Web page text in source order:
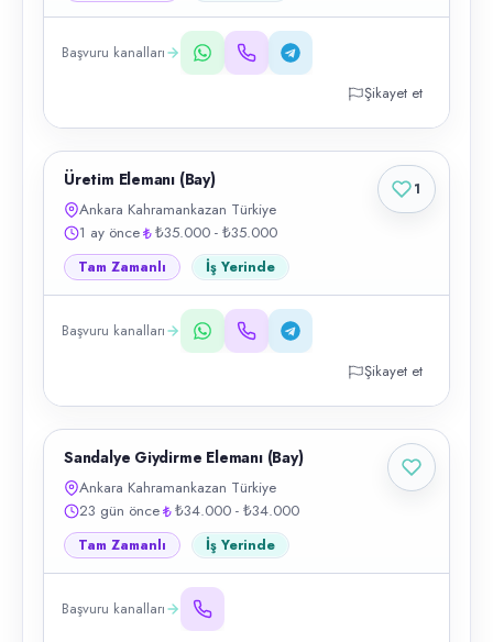
Başvuru kanalları
Şikayet et
Üretim Elemanı (Bay)
Ankara Kahramankazan Türkiye
1 ay önce
₺35.000 - ₺35.000
Tam Zamanlı İş Yerinde
Başvuru kanalları
Şikayet et
1
Sandalye Giydirme Elemanı (Bay)
Ankara Kahramankazan Türkiye
23 gün önce
₺34.000 - ₺34.000
Tam Zamanlı İş Yerinde
Başvuru kanalları